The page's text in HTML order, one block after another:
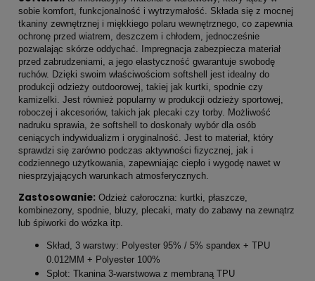
sobie komfort, funkcjonalność i wytrzymałość. Składa się z mocnej
tkaniny zewnętrznej i miękkiego polaru wewnętrznego, co zapewnia
ochronę przed wiatrem, deszczem i chłodem, jednocześnie
pozwalając skórze oddychać. Impregnacja zabezpiecza materiał
przed zabrudzeniami, a jego elastyczność gwarantuje swobodę
ruchów. Dzięki swoim właściwościom softshell jest idealny do
produkcji odzieży outdoorowej, takiej jak kurtki, spodnie czy
kamizelki. Jest również popularny w produkcji odzieży sportowej,
roboczej i akcesoriów, takich jak plecaki czy torby. Możliwość
nadruku sprawia, że softshell to doskonały wybór dla osób
ceniących indywidualizm i oryginalność. Jest to materiał, który
sprawdzi się zarówno podczas aktywności fizycznej, jak i
codziennego użytkowania, zapewniając ciepło i wygodę nawet w
niesprzyjających warunkach atmosferycznych.
Zastosowanie: Odzież całoroczna: kurtki, płaszcze,
kombinezony, spodnie, bluzy, plecaki, maty do zabawy na zewnątrz
lub śpiworki do wózka itp.
Skład, 3 warstwy: Polyester 95% / 5% spandex + TPU
0.012MM + Polyester 100%
Splot: Tkanina 3-warstwowa z membraną TPU